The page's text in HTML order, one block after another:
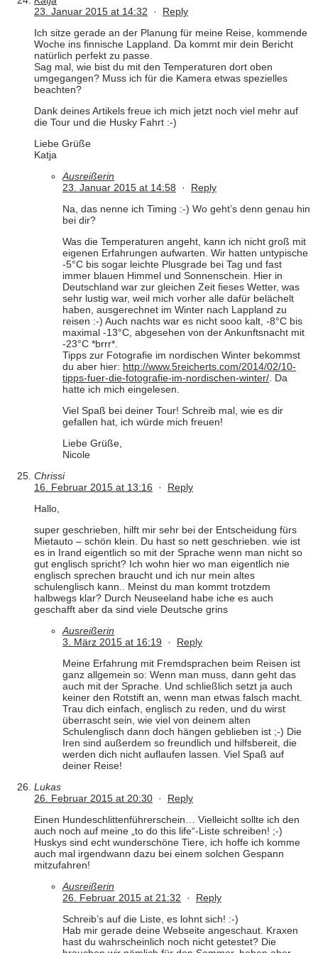
23. Januar 2015 at 14:32 · Reply
Ich sitze gerade an der Planung für meine Reise, kommende
Woche ins finnische Lappland. Da kommt mir dein Bericht
natürlich perfekt zu passe.
Sag mal, wie bist du mit den Temperaturen dort oben
umgegangen? Muss ich für die Kamera etwas spezielles
beachten?
Dank deines Artikels freue ich mich jetzt noch viel mehr auf
die Tour und die Husky Fahrt :-)
Liebe Grüße
Katja
Ausreißerin
23. Januar 2015 at 14:58 · Reply
Na, das nenne ich Timing :-) Wo geht’s denn genau hin
bei dir?
Was die Temperaturen angeht, kann ich nicht groß mit
eigenen Erfahrungen aufwarten. Wir hatten untypische
-5°C bis sogar leichte Plusgrade bei Tag und fast
immer blauen Himmel und Sonnenschein. Hier in
Deutschland war zur gleichen Zeit fieses Wetter, was
sehr lustig war, weil mich vorher alle dafür belächelt
haben, ausgerechnet im Winter nach Lappland zu
reisen :-) Auch nachts war es nicht sooo kalt, -8°C bis
maximal -13°C, abgesehen von der Ankunftsnacht mit
-23°C *brrr*.
Tipps zur Fotografie im nordischen Winter bekommst
du aber hier: http://www.5reicherts.com/2014/02/10-
tipps-fuer-die-fotografie-im-nordischen-winter/. Da
hatte ich mich eingelesen.
Viel Spaß bei deiner Tour! Schreib mal, wie es dir
gefallen hat, ich würde mich freuen!
Liebe Grüße,
Nicole
Chrissi
16. Februar 2015 at 13:16 · Reply
Hallo,
super geschrieben, hilft mir sehr bei der Entscheidung fürs
Mietauto – schön klein. Du hast so nett geschrieben. wie ist
es in Irand eigentlich so mit der Sprache wenn man nicht so
gut englisch spricht? Ich wohn hier wo man eigentlich nie
englisch sprechen braucht und ich nur mein altes
schulenglisch kann.. Meinst du man kommt trotzdem
halbwegs klar? Durch Neuseeland habe iche es auch
geschafft aber da sind viele Deutsche grins
Ausreißerin
3. März 2015 at 16:19 · Reply
Meine Erfahrung mit Fremdsprachen beim Reisen ist
ganz allgemein so: Wenn man muss, dann geht das
auch mit der Sprache. Und schließlich setzt ja auch
keiner den Rotstift an, wenn man etwas falsch macht.
Trau dich einfach, englisch zu reden, und du wirst
überrascht sein, wie viel von deinem alten
Schulenglisch dann doch hängen geblieben ist ;-) Die
Iren sind außerdem so freundlich und hilfsbereit, die
werden dich nicht auflaufen lassen. Viel Spaß auf
deiner Reise!
Lukas
26. Februar 2015 at 20:30 · Reply
Einen Hundeschlittenführerschein… Vielleicht sollte ich den
auch noch auf meine „to do this life“-Liste schreiben! ;-)
Huskys sind echt wunderschöne Tiere, ich hoffe ich komme
auch mal irgendwann dazu bei einem solchen Gespann
mitzufahren!
Ausreißerin
26. Februar 2015 at 21:32 · Reply
Schreib’s auf die Liste, es lohnt sich! :-)
Hab mir gerade deine Webseite angeschaut. Kraxen
hast du wahrscheinlich noch nicht getestet? Die